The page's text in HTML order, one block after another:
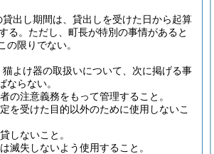
貸出し期間は、貸出しを受けた日から起算
る。 ただし、町長が特別の事情があると
の限りでない。
猫よけ器の取扱いについて、次に掲げる事
ならない。
の注意義務をもって管理すること。
を受けた目的以外のために使用しないこ
しないこと。
滅失しないよう使用すること。